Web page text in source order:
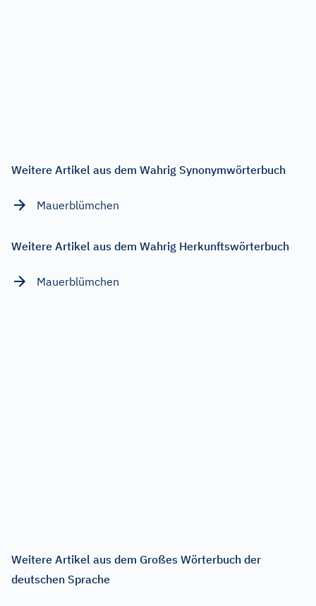
Weitere Artikel aus dem Wahrig Synonymwörterbuch
Mauerblümchen
Weitere Artikel aus dem Wahrig Herkunftswörterbuch
Mauerblümchen
Weitere Artikel aus dem Großes Wörterbuch der
deutschen Sprache